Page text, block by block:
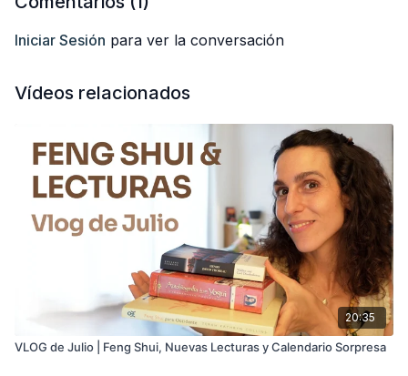
haciendo clic aquí.
Gracias por acompañarme un mes más. Te deseo un
muy feliz mes de junio 😊
Iniciar Sesión para ver la conversación
Vídeos relacionados
20:35
VLOG de Julio | Feng Shui, Nuevas Lecturas y Calendario Sorpresa